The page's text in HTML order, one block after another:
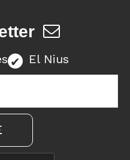
El Nius